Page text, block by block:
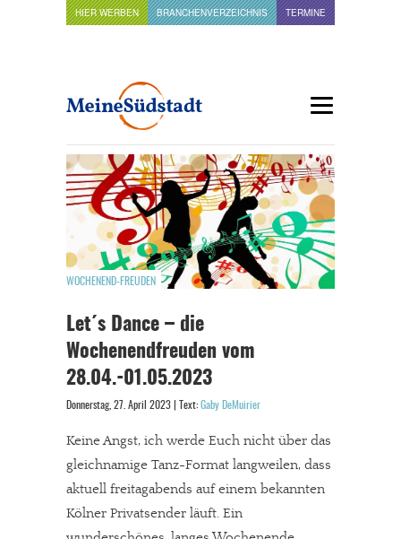
HIER WERBEN BRANCHENVERZEICHNIS TERMINE
WOCHENEND-FREUDEN
Let´s Dance – die
Wochenendfreuden vom
28.04.-01.05.2023
Donnerstag, 27. April 2023 | Text: Gaby DeMuirier
Keine Angst, ich werde Euch nicht über das
gleichnamige Tanz-Format langweilen, dass
aktuell freitagabends auf einem bekannten
Kölner Privatsender läuft. Ein